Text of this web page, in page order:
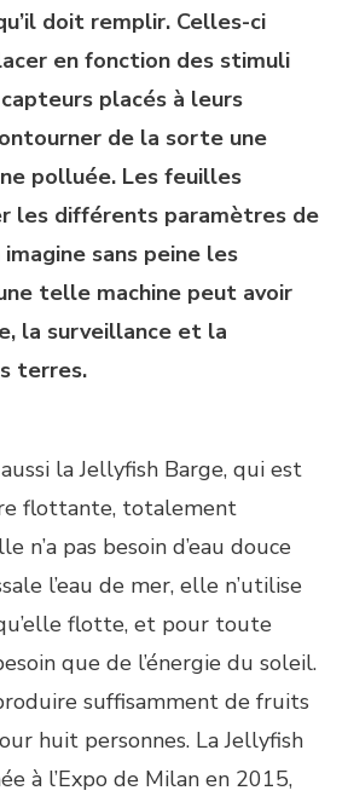
doit remplir. Celles-ci
en fonction des stimuli
placés à leurs
de la sorte une
polluée. Les feuilles
les différents paramètres de
imagine sans peine les
telle machine peut avoir
la surveillance et la
terres.
la Jellyfish Barge, qui est
flottante, totalement
n’a pas besoin d’eau douce
l’eau de mer, elle n’utilise
flotte, et pour toute
que de l’énergie du soleil.
suffisamment de fruits
huit personnes. La Jellyfish
à l’Expo de Milan en 2015,